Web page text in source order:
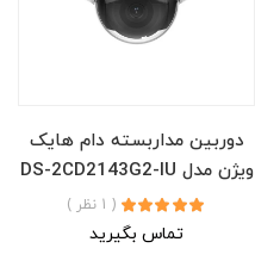
دوربین مداربسته دام هایک
ویژن مدل DS-2CD2143G2-IU
( 1 نظر )
تماس بگیرید